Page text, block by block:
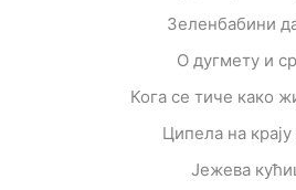
Зеленбабини
О дугмету и
Кога се тиче како
Ципела на крају
Јежева